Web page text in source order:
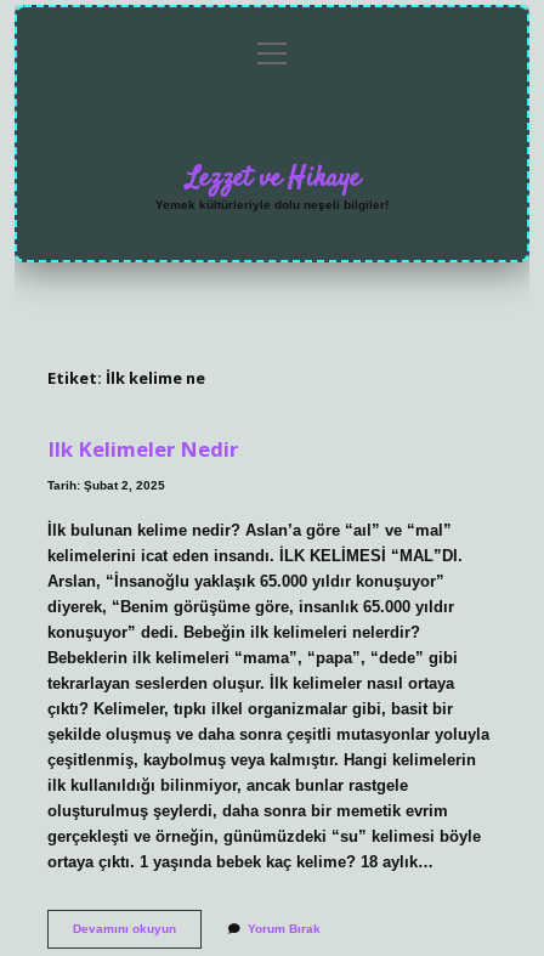
menüyü
aç
Lezzet ve Hikaye
Yemek kültürleriyle dolu neşeli bilgiler!
Etiket: İlk kelime ne
Ilk Kelimeler Nedir
Tarih: Şubat 2, 2025
İlk bulunan kelime nedir? Aslan’a göre “aıl” ve “mal”
kelimelerini icat eden insandı. İLK KELİMESİ “MAL”DI.
Arslan, “İnsanoğlu yaklaşık 65.000 yıldır konuşuyor”
diyerek, “Benim görüşüme göre, insanlık 65.000 yıldır
konuşuyor” dedi. Bebeğin ilk kelimeleri nelerdir?
Bebeklerin ilk kelimeleri “mama”, “papa”, “dede” gibi
tekrarlayan seslerden oluşur. İlk kelimeler nasıl ortaya
çıktı? Kelimeler, tıpkı ilkel organizmalar gibi, basit bir
şekilde oluşmuş ve daha sonra çeşitli mutasyonlar yoluyla
çeşitlenmiş, kaybolmuş veya kalmıştır. Hangi kelimelerin
ilk kullanıldığı bilinmiyor, ancak bunlar rastgele
oluşturulmuş şeylerdi, daha sonra bir memetik evrim
gerçekleşti ve örneğin, günümüzdeki “su” kelimesi böyle
ortaya çıktı. 1 yaşında bebek kaç kelime? 18 aylık…
Devamını okuyunIlk
Yorum Bırak